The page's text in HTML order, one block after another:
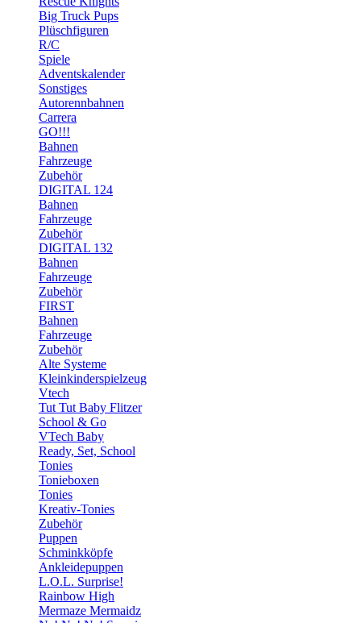
Big Truck Pups
Plüschfiguren
R/C
Spiele
Adventskalender
Sonstiges
Autorennbahnen
Carrera
GO!!!
Bahnen
Fahrzeuge
Zubehör
DIGITAL 124
Bahnen
Fahrzeuge
Zubehör
DIGITAL 132
Bahnen
Fahrzeuge
Zubehör
FIRST
Bahnen
Fahrzeuge
Zubehör
Alte Systeme
Kleinkinderspielzeug
Vtech
Tut Tut Baby Flitzer
School & Go
VTech Baby
Ready, Set, School
Tonies
Tonieboxen
Tonies
Kreativ-Tonies
Zubehör
Puppen
Schminkköpfe
Ankleidepuppen
L.O.L. Surprise!
Rainbow High
Mermaze Mermaidz